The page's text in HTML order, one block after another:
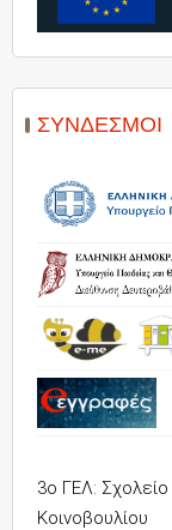
ΣΎΝΔΕΣΜΟΙ
3ο ΓΕΛ:
Κοινοβουλίου